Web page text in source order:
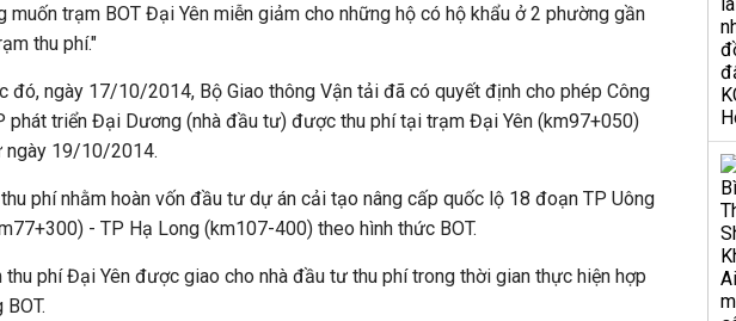
muốn trạm BOT Đại Yên miễn giảm cho những hộ có hộ khẩu ở 2 phường gần
thu phí."
đó, ngày 17/10/2014, Bộ Giao thông Vận tải đã có quyết định cho phép Công
phát triển Đại Dương (nhà đầu tư) được thu phí tại trạm Đại Yên (km97+050)
ngày 19/10/2014.
phí nhằm hoàn vốn đầu tư dự án cải tạo nâng cấp quốc lộ 18 đoạn TP Uông
- TP Hạ Long (km107-400) theo hình thức BOT.
thu phí Đại Yên được giao cho nhà đầu tư thu phí trong thời gian thực hiện hợp